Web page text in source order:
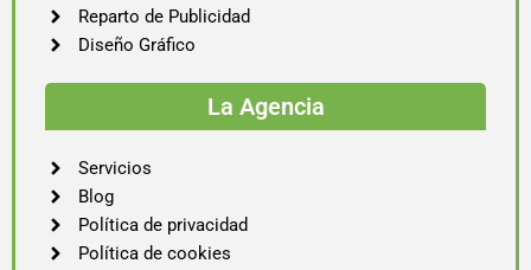
Reparto de Publicidad
Diseño Gráfico
La Agencia
Servicios
Blog
Política de privacidad
Política de cookies